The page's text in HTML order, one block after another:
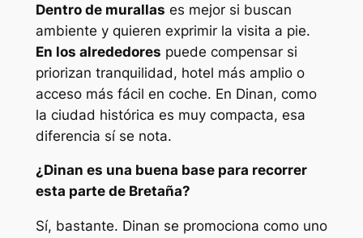
Dentro de murallas es mejor si buscan
ambiente y quieren exprimir la visita a pie.
En los alrededores puede compensar si
priorizan tranquilidad, hotel más amplio o
acceso más fácil en coche. En Dinan, como
la ciudad histórica es muy compacta, esa
diferencia sí se nota.
¿Dinan es una buena base para recorrer
esta parte de Bretaña?
Sí, bastante. Dinan se promociona como uno